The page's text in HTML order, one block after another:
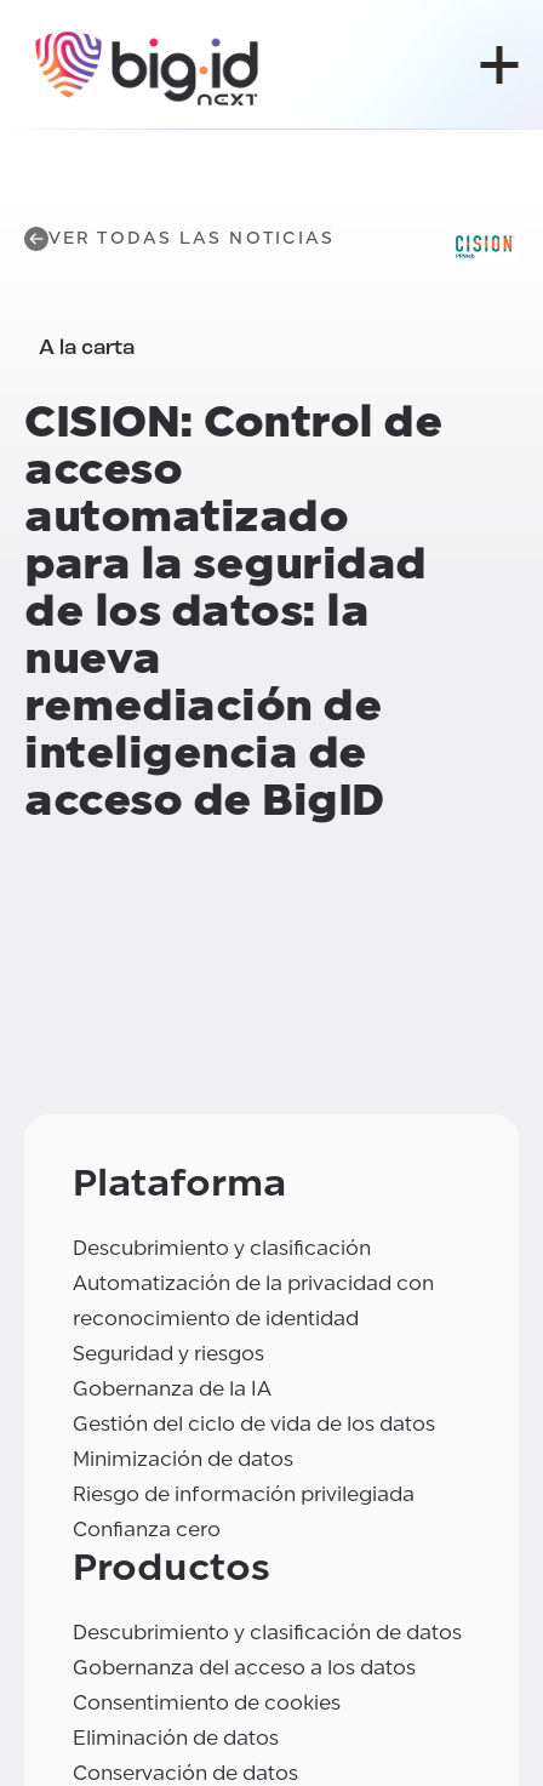
VER TODAS LAS NOTICIAS
A la carta
CISION: Control de
acceso
automatizado
para la seguridad
de los datos: la
nueva
remediación de
inteligencia de
acceso de BigID
Plataforma
Descubrimiento y clasificación
Automatización de la privacidad con
reconocimiento de identidad
Seguridad y riesgos
Gobernanza de la IA
Gestión del ciclo de vida de los datos
Minimización de datos
Riesgo de información privilegiada
Confianza cero
Productos
Descubrimiento y clasificación de datos
Gobernanza del acceso a los datos
Consentimiento de cookies
Eliminación de datos
Conservación de datos